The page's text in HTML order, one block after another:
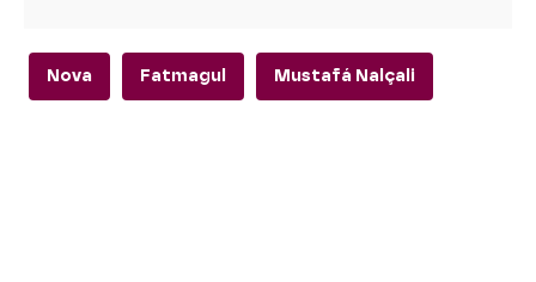
Nova Fatmagul Mustafá Nalçali